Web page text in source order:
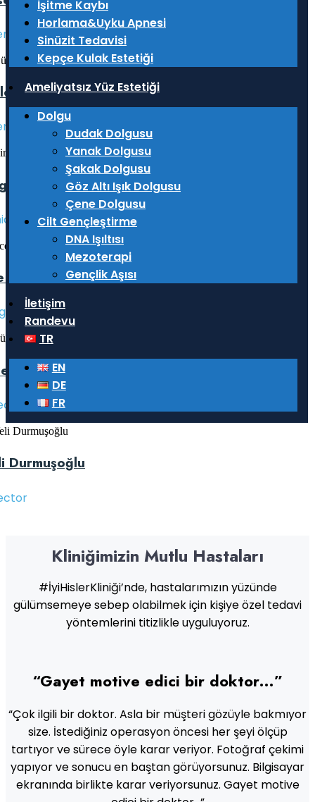
İşitme Kaybı
Horlama&Uyku Apnesi
Sinüzit Tedavisi
Kepçe Kulak Estetiği
Ameliyatsız Yüz Estetiği
Dolgu
Dudak Dolgusu
Yanak Dolgusu
Şakak Dolgusu
Göz Altı Işık Dolgusu
Çene Dolgusu
Cilt Gençleştirme
DNA Işıltısı
Mezoterapi
Gençlik Aşısı
İletişim
Randevu
TR
EN
DE
FR
Patient Relations
Durmuşoğlu
Patient Unit Coordinator
Karaca
Manager
Nurse
Alakuş
Durmuşoğlu
Kliniğimizin Mutlu Hastaları
#İyiHislerKliniği’nde, hastalarımızın yüzünde
gülümsemeye sebep olabilmek için kişiye özel tedavi
yöntemlerini titizlikle uyguluyoruz.
“Gayet motive edici bir doktor…”
“Çok ilgili bir doktor. Asla bir müşteri gözüyle bakmıyor
size. İstediğiniz operasyon öncesi her şeyi ölçüp
tartıyor ve sürece öyle karar veriyor. Fotoğraf çekimi
yapıyor ve sonucu en baştan görüyorsunuz. Bilgisayar
ekranında birlikte karar veriyorsunuz. Gayet motive